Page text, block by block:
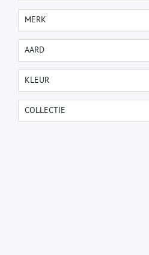
1-2 werkdagen
MERK
ALLOY
AARD
Staal mozaïek
KLEUR
goud
grijs
COLLECTIE